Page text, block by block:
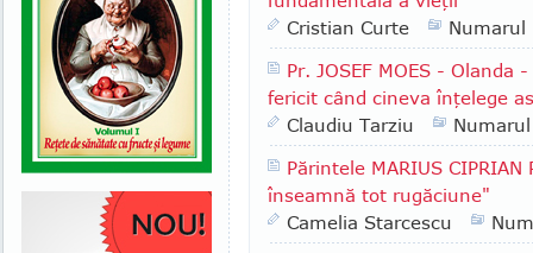
Cristian Curte
Numarul
Pr. JOSEF MOES -
fericit când cineva înţelege
Claudiu Tarziu
Părintele MARIUS
înseamnă tot rugăciune"
Camelia Starcescu